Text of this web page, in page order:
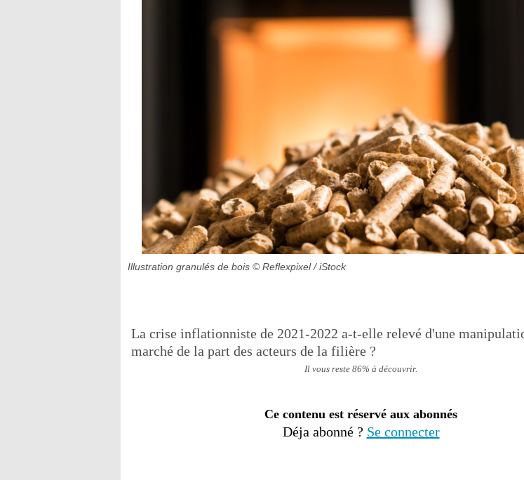
Illustration granulés de bois © Reflexpixel / iStock
La crise inflationniste de 2021-2022 a-t-elle relevé d'une
marché de la part des acteurs de la filière ?
Il vous reste 86% à découvrir.
Ce contenu est réservé aux abonnés
Déja abonné ? Se connecter